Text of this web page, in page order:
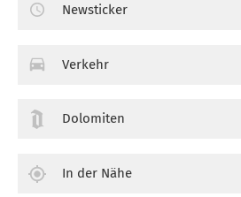
Newsticker
Verkehr
Dolomiten
In der Nähe